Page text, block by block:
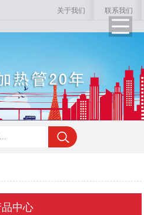
关于我们 联系我们
中心